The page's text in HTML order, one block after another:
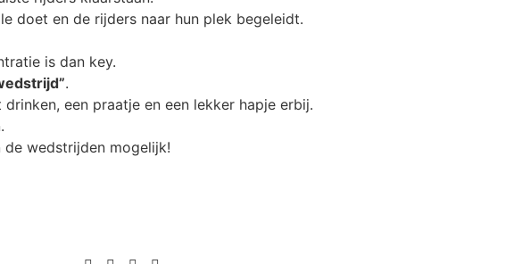
doet en de rijders naar hun plek begeleidt.
is dan key.
.
een praatje en een lekker hapje erbij.
de wedstrijden mogelijk!